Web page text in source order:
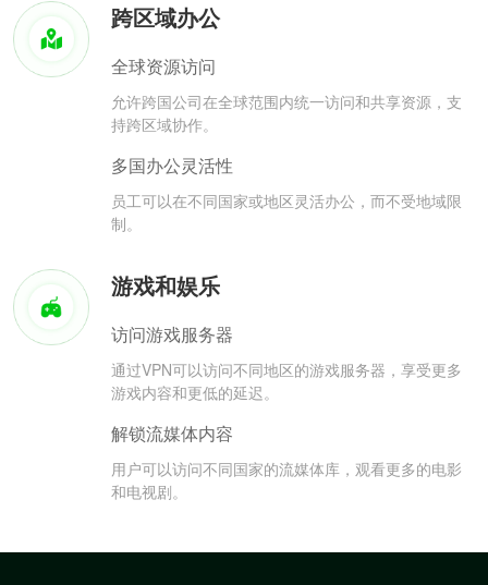
跨区域办公
全球资源访问
允许跨国公司在全球范围内统一访问和共享资源，支
持跨区域协作。
多国办公灵活性
员工可以在不同国家或地区灵活办公，而不受地域限
制。
游戏和娱乐
访问游戏服务器
通过VPN可以访问不同地区的游戏服务器，享受更多
游戏内容和更低的延迟。
解锁流媒体内容
用户可以访问不同国家的流媒体库，观看更多的电影
和电视剧。